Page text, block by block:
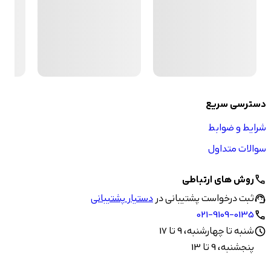
دسترسی سریع
شرایط و ضوابط
سوالات متداول
callروش های ارتباطی
support_agentثبت درخواست پشتیبانی دردستیار پشتیبانی
call
021-9109-0135
scheduleشنبه تا چهارشنبه، 9 تا 17
پنجشنبه، 9 تا 13